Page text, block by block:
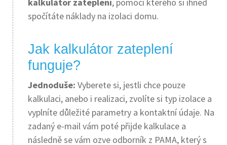
spočítáte náklady na izolaci domu.
Jak kalkulátor zateplení
funguje?
Jednoduše: Vyberete si, jestli chce pouze
kalkulaci, anebo i realizaci, zvolíte si typ izolace a
vyplníte důležité parametry a kontaktní údaje. Na
zadaný e-mail vám poté přijde kalkulace a
následně se vám ozve odborník z PAMA, který s